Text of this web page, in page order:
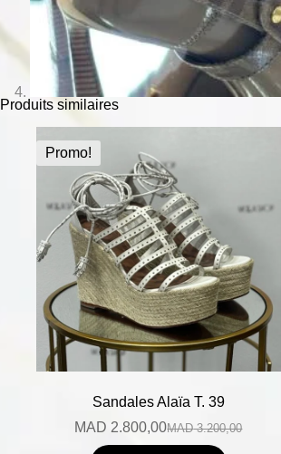
Produits similaires
Promo!
Sandales Alaïa T. 39
MAD3.200,00
MAD 2.800,00